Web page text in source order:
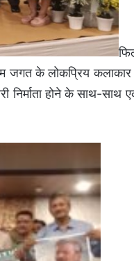
जगत के लोकप्रिय
होने के साथ-साथ